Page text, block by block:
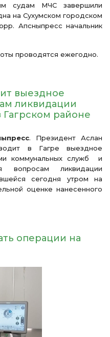
судам МЧС завершили
на Сухумском городском
Апсныпресс начальник
проводятся ежегодно.
выездное
ликвидации
Гагрском районе
. Президент Аслан
в Гагре выездное
коммунальных служб и
ликвидации
сегодня утром на
оценке нанесенного
операции на